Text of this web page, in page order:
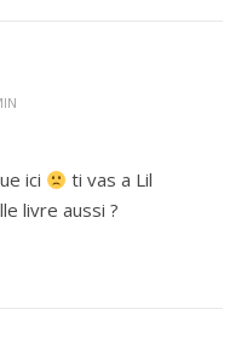
ici
ti vas a Lil
livre aussi ?